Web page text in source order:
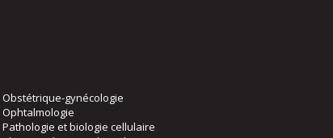
Obstétrique-gynécologie
Ophtalmologie
Pathologie et biologie cellulaire